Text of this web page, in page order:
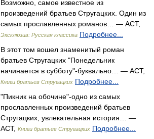
Возможно, самое известное из
произведений братьев Стругацких. Один из
самых прославленных романов… — АСТ,
Эксклюзив: Русская классика Подробнее...
В этот том вошел знаменитый роман
братьев Стругацких "Понедельник
начинается в субботу"-буквально… — АСТ,
Книги братьев Стругацких Подробнее...
"Пикник на обочине"-одно из самых
прославленных произведений братьев
Стругацких, увлекательная история… —
АСТ, Книги братьев Стругацких Подробнее...